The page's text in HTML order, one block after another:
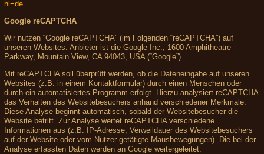
hl=de
Google reCAPTCHA
Wir nutzen “Google reCAPTCHA” (im Folgenden “reCAPTCHA”) auf
unseren Websites. Anbieter ist die Google Inc., 1600 Amphitheatre
Parkway, Mountain View, CA 94043, USA (“Google”).
Mit reCAPTCHA soll überprüft werden, ob die Dateneingabe auf unseren
Websites (z.B. in einem Kontaktformular) durch einen Menschen oder
durch ein automatisiertes Programm erfolgt. Hierzu analysiert reCAPTCHA
das Verhalten des Websitebesuchers anhand verschiedener Merkmale.
Diese Analyse beginnt automatisch, sobald der Websitebesucher die
Website betritt. Zur Analyse wertet reCAPTCHA verschiedene
Informationen aus (z.B. IP-Adresse, Verweildauer des Websitebesuchers
auf der Website oder vom Nutzer getätigte Mausbewegungen). Die bei der
Analyse erfassten Daten werden an Google weitergeleitet.